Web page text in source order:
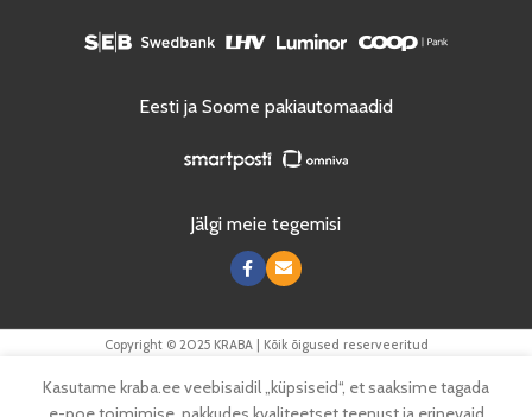
Eesti ja Soome pakiautomaadid
Jälgi meie tegemisi
Copyright © 2025 KRABA | Kõik õigused reserveeritud
Kasutame kraba.ee veebisaidil „küpsiseid“, et saaksime tagada